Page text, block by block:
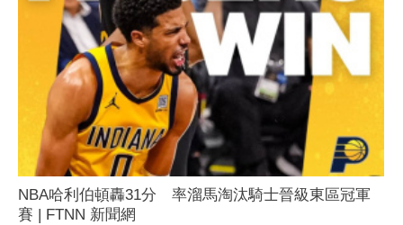
NBA哈利伯頓轟31分 率溜馬淘汰騎士晉級東區冠軍
賽 | FTNN 新聞網